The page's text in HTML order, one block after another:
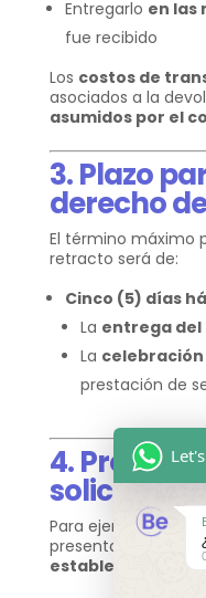
Entregarlo en las
fue recibido
Los costos de
asociados a la
asumidos por el
3. Plazo
derecho
El término máximo
retracto será de:
Cinco (5) días
La entrega del
La
prestación de
4.
solicitar el
Para ejercer este
presentar la
establecido
, a